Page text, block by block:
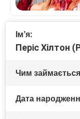
Ім’я:
Періс Хілтон
Чим займається
Дата